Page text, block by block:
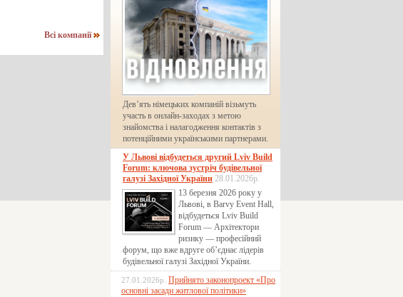
Всі компанії
Дев’ять німецьких компаній візьмуть
участь в онлайн-заходах з метою
знайомства і налагодження контактів з
потенційними українськими партнерами.
У Львові відбудеться другий Lviv Build
Forum: ключова зустріч будівельної
галузі Західної України 28.01.2026р.
13 березня 2026 року у
Львові, в Barvy Event Hall,
відбудеться Lviv Build
Forum — Архітектори
ризику — професійний
форум, що вже вдруге об’єднає лідерів
будівельної галузі Західної України.
27.01.2026р. Прийнято законопроект «Про
основні засади житлової політики»